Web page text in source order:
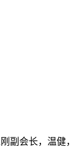
副会长，温健